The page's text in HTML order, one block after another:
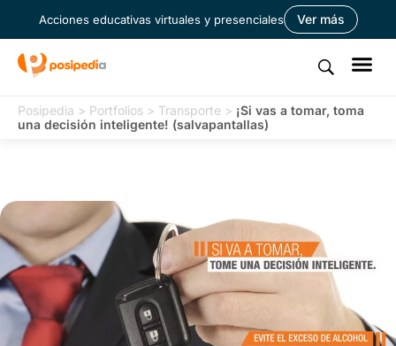
Acciones educativas virtuales y presenciales Ver más
Posipedia > Portfolios > Transporte > ¡Si vas a tomar, toma
una decisión inteligente! (salvapantallas)